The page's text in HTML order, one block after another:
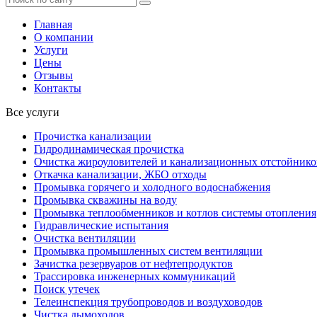
Главная
О компании
Услуги
Цены
Отзывы
Контакты
Все услуги
Прочистка канализации
Гидродинамическая прочистка
Очистка жироуловителей и канализационных
Откачка канализации, ЖБО отходы
Промывка горячего и холодного водоснабжения
Промывка скважины на воду
Промывка теплообменников и котлов системы отопления
Гидравлические испытания
Очистка вентиляции
Промывка промышленных систем вентиляции
Зачистка резервуаров от нефтепродуктов
Трассировка инженерных коммуникаций
Поиск утечек
Телеинспекция трубопроводов и воздуховодов
Чистка дымоходов